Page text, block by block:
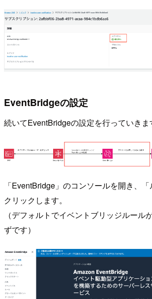
EventBridgeの設定
続いてEventBridgeの設定を行っていきま
「EventBridge」のコンソールを開き、
クリックします。
（デフォルトでイベントブリッジルール
ずです）